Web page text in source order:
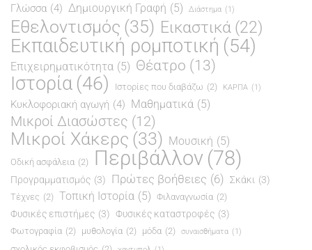
Γλώσσα (4) Δημιουργική Γραφή (5) Διάστημα (1)
Εθελοντισμός (35) Εικαστικά (22)
Εκπαιδευτική ρομποτική (54)
Επιχειρηματικότητα (5) Θέατρο (13)
Ιστορία (46) Ιστορίες που διαβάζω (2) ΚΑΡΠΑ (1)
Κυκλοφοριακή αγωγή (4) Μαθηματικά (5)
Μικροί Διασώστες (12)
Μικροί Χάκερς (33) Μουσική (5)
Οδική ασφάλεια (2) Περιβάλλον (78)
Προγραμματισμός (3) Πρώτες βοήθειες (6) Σκάκι (3)
Τέχνες (2) Τοπική Ιστορία (5) Φιλαναγνωσία (2)
Φυσικές επιστήμες (3) Φυσικές καταστροφές (3)
Φωτογραφία (2) μυθολογία (2) μόδα (2) συναισθήματα (1)